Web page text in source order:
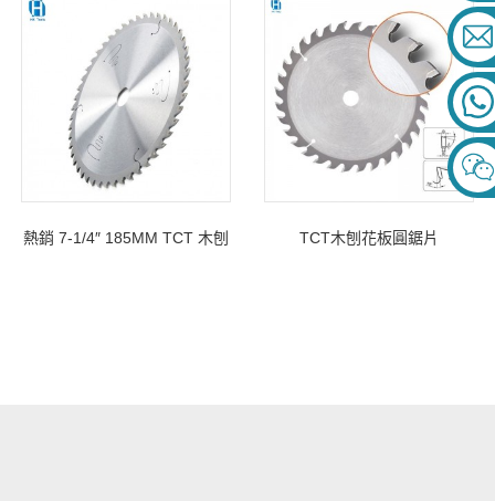
熱銷 7-1/4″ 185MM TCT 木刨 TCT木刨花板圓鋸片